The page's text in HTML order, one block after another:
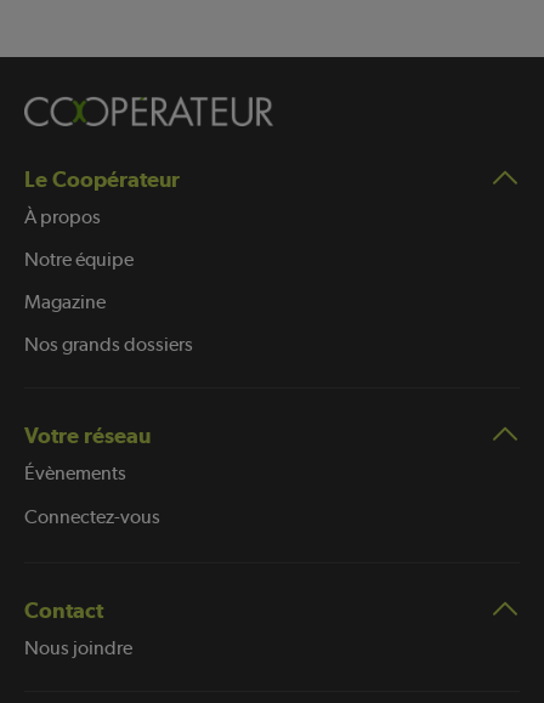
Le Coopérateur
À propos
Notre équipe
Magazine
Nos grands dossiers
Votre réseau
Évènements
Connectez-vous
Contact
Nous joindre